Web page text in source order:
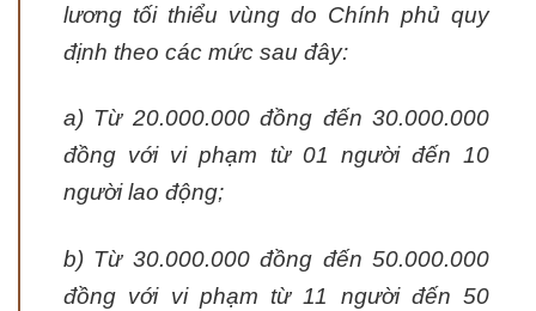
lương tối thiểu vùng do Chính phủ quy
định theo các mức sau đây:
a) Từ 20.000.000 đồng đến 30.000.000
đồng với vi phạm từ 01 người đến 10
người lao động;
b) Từ 30.000.000 đồng đến 50.000.000
đồng với vi phạm từ 11 người đến 50